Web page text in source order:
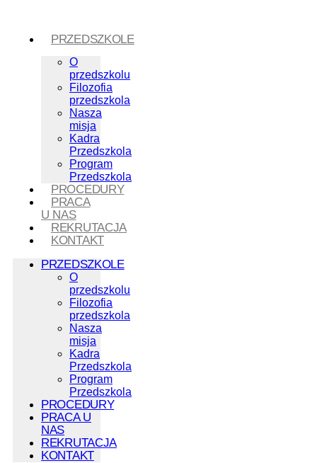
PRZEDSZKOLE
O
przedszkolu
Filozofia
przedszkola
Nasza
misja
Kadra
Przedszkola
Program
Przedszkola
PROCEDURY
PRACA
U NAS
REKRUTACJA
KONTAKT
PRZEDSZKOLE
O
przedszkolu
Filozofia
przedszkola
Nasza
misja
Kadra
Przedszkola
Program
Przedszkola
PROCEDURY
PRACA U
NAS
REKRUTACJA
KONTAKT